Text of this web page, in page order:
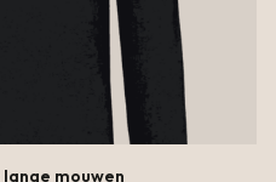
mouwen